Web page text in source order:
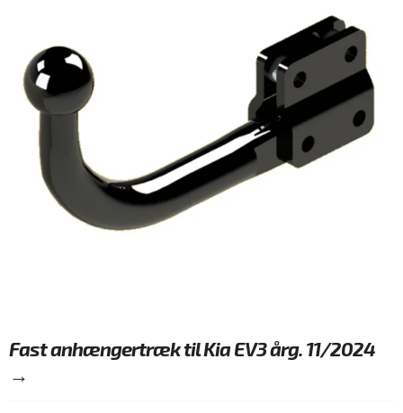
Fast anhængertræk til Kia EV3 årg. 11/2024
→